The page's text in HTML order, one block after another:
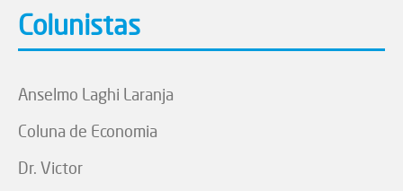
Colunistas
Anselmo Laghi Laranja
Coluna de Economia
Dr. Victor